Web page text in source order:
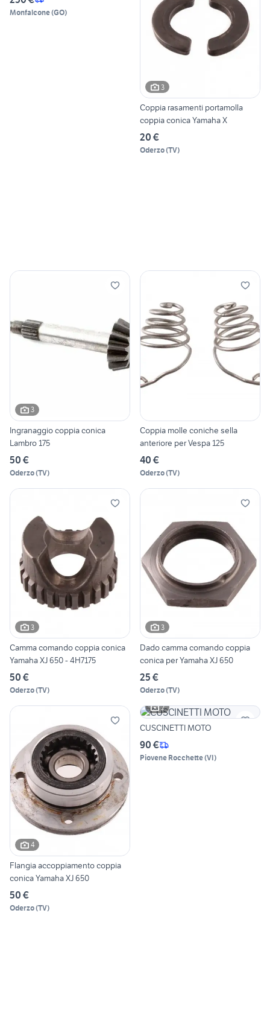
Monfalcone(GO)
3
Coppia rasamenti portamolla
coppia conica Yamaha X
20 €
Oderzo(TV)
3
Ingranaggio coppia conica
Lambro 175
50 €
Oderzo(TV)
Coppia molle coniche sella
anteriore per Vespa 125
40 €
Oderzo(TV)
3
Camma comando coppia conica
Yamaha XJ 650 - 4H7175
50 €
Oderzo(TV)
3
Dado camma comando coppia
conica per Yamaha XJ 650
25 €
Oderzo(TV)
4
Flangia accoppiamento coppia
conica Yamaha XJ 650
50 €
Oderzo(TV)
2
CUSCINETTI MOTO
90 €
Piovene Rocchette(VI)